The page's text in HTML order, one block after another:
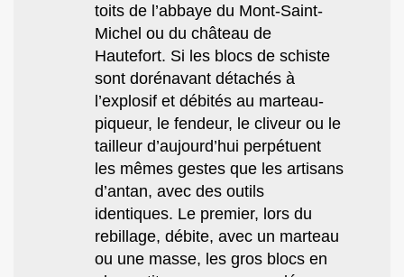
toits de l’abbaye du Mont-Saint-
Michel ou du château de
Hautefort. Si les blocs de schiste
sont dorénavant détachés à
l’explosif et débités au marteau-
piqueur, le fendeur, le cliveur ou le
tailleur d’aujourd’hui perpétuent
les mêmes gestes que les artisans
d’antan, avec des outils
identiques. Le premier, lors du
rebillage, débite, avec un marteau
ou une masse, les gros blocs en